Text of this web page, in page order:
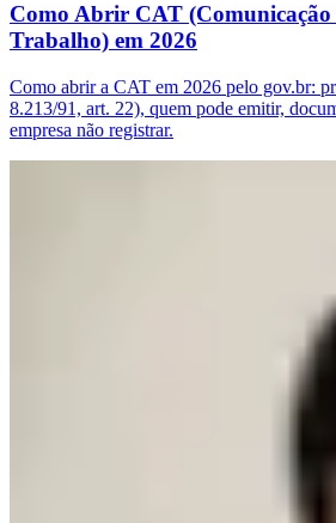
Como Abrir CAT (Comunicação
Trabalho) em 2026
Como abrir a CAT em 2026 pelo gov.br:
8.213/91, art. 22), quem pode emitir,
empresa não registrar.